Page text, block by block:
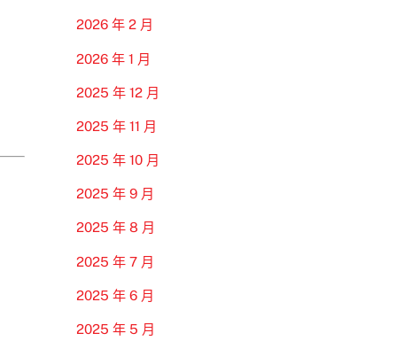
2026 年 2 月
2026 年 1 月
2025 年 12 月
2025 年 11 月
2025 年 10 月
2025 年 9 月
2025 年 8 月
2025 年 7 月
2025 年 6 月
2025 年 5 月